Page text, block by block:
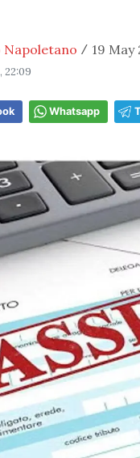
Napoletano / 19 May
22:09
Whatsapp